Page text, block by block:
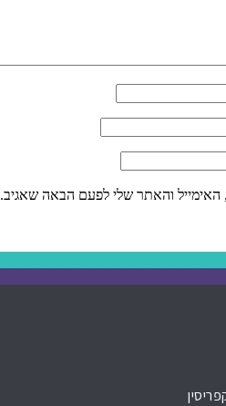
והאתר שלי לפעם הבאה שאגיב.